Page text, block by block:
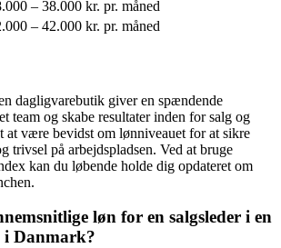
– 38.000 kr. pr. måned
– 42.000 kr. pr. måned
dagligvarebutik giver en spændende
team og skabe resultater inden for salg og
at være bevidst om lønniveauet for at sikre
trivsel på arbejdspladsen. Ved at bruge
kan du løbende holde dig opdateret om
løn for en salgsleder i en
Danmark?